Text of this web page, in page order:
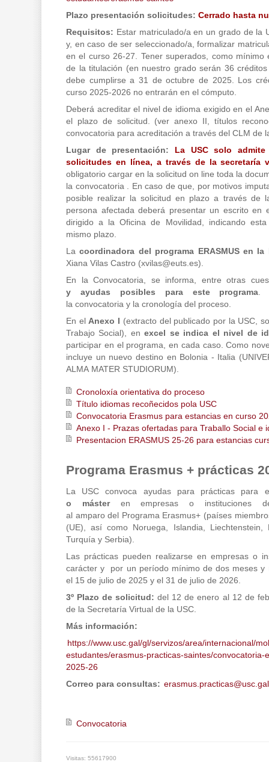
Plazo presentación solicitudes: Cerrado hasta
Requisitos: Estar matriculado/a en un grado de la
y, en caso de ser seleccionado/a, formalizar
en el curso 26-27. Tener superados, como mínimo
de la titulación (en nuestro grado serán 36
debe cumplirse a 31 de octubre de 2025. Los
curso 2025-2026 no entrarán en el cómputo.
Deberá acreditar el nivel de idioma exigido en el
el plazo de solicitud. (ver anexo II, títulos
convocatoria para acreditación a través del CLM de
Lugar de presentación: La USC solo
solicitudes en línea, a través de la secretaría
obligatorio cargar en la solicitud on line toda la
la convocatoria . En caso de que, por motivos
posible realizar la solicitud en plazo a través de
persona afectada deberá presentar un escrito en
dirigido a la Oficina de Movilidad, indicando
mismo plazo.
Lacoordinadora del programa ERASMUS en la
Xiana Vilas Castro (xvilas@euts.es).
En la Convocatoria, se informa, entre otras
y ayudas posibles para este programa
la convocatoria y la cronología del proceso.
En el Anexo I (extracto del publicado por la USC,
Trabajo Social), en excel se indica el nivel de
participar en el programa, en cada caso. Como
incluye un nuevo destino en Bolonia - Italia (
ALMA MATER STUDIORUM).
Cronoloxía orientativa do proceso
Título idiomas recoñecidos pola USC
Convocatoria Erasmus para estancias en curso
Anexo I - Prazas ofertadas para Traballo Social e
Presentacion ERASMUS 25-26 para estancias
Programa Erasmus + prácticas
La USC convoca ayudas para prácticas para
o máster en empresas o instituciones
al amparo del Programa Erasmus+ (países
(UE), así como Noruega, Islandia, Liechtenstein,
Turquía y Serbia).
Las prácticas pueden realizarse en empresas o
carácter y por un período mínimo de dos meses y
el 15 de julio de 2025 y el 31 de julio de 2026.
3º Plazo de solicitud: del 12 de enero al 12 de
de la Secretaría Virtual de la USC.
Más información:
https://www.usc.gal/gl/servizos/area/internacional/
estudantes/erasmus-practicas-saintes/convocatoria-
2025-26
Correo para consultas: erasmus.practicas@usc.gal
Convocatoria
Visitas: 55617900